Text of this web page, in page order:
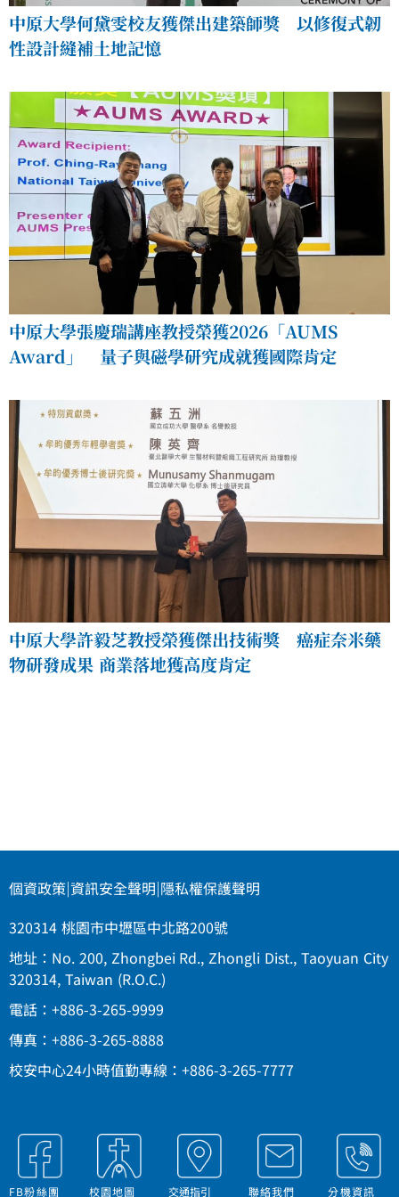
中原大學何黛雯校友獲傑出建築師獎 以修復式韌
性設計縫補土地記憶
中原大學張慶瑞講座教授榮獲2026「AUMS
Award」 量子與磁學研究成就獲國際肯定
中原大學許毅芝教授榮獲傑出技術獎 癌症奈米藥
物研發成果 商業落地獲高度肯定
個資政策|資訊安全聲明|隱私權保護聲明
320314 桃園市中壢區中北路200號
地址：No. 200, Zhongbei Rd., Zhongli Dist., Taoyuan City
320314, Taiwan (R.O.C.)
電話：+886-3-265-9999
傳真：+886-3-265-8888
校安中心24小時值勤專線：+886-3-265-7777
FB粉絲團 校園地圖 交通指引 聯絡我們 分機資訊